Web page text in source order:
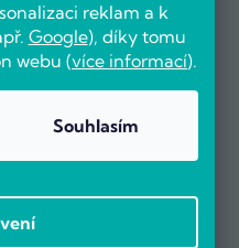
reklam a k
Google), díky tomu
webu (více informací).
Souhlasím
na základě recenzí